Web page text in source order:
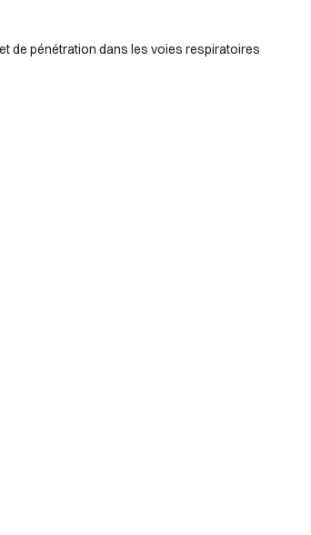
de pénétration dans les voies respiratoires